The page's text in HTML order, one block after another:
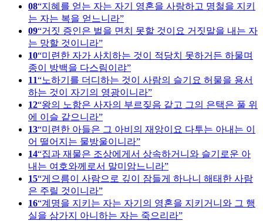
08 지혜를 얻는 자는 자기 영혼을 사랑하고 명철을 지키
는 자는 복을 얻느니라
09 거짓 증인은 벌을 면치 못할 것이요 거짓말을 내는 자
는 망할 것이니라
10 미련한 자가 사치하는 것이 적당치 못하거든 하물며
종이 방백을 다스림이랴
11
노하기를 더디하는 것이 사람의 슬기요 허물을 용서
하는 것이 자기의 영광이니라
12 왕의 노함은 사자의 부르짖음 같고 그의 은택은 풀 위
에 이슬 같으니라
13 미련한 아들은 그 아비의 재앙이요 다투는 아내는 이
어 떨어지는 물방울이니라
14 집과 재물은 조상에게서 상속하거니와 슬기로운 아
내는 여호와께로서 말미암느니라
15 게으름이 사람으로 깊이 잠들게 하나니 해태한 사람
은 주릴 것이니라
16 계명을 지키는 자는 자기의 영혼을 지키거니와 그 행
실을 삼가지 아니하는 자는 죽으리라